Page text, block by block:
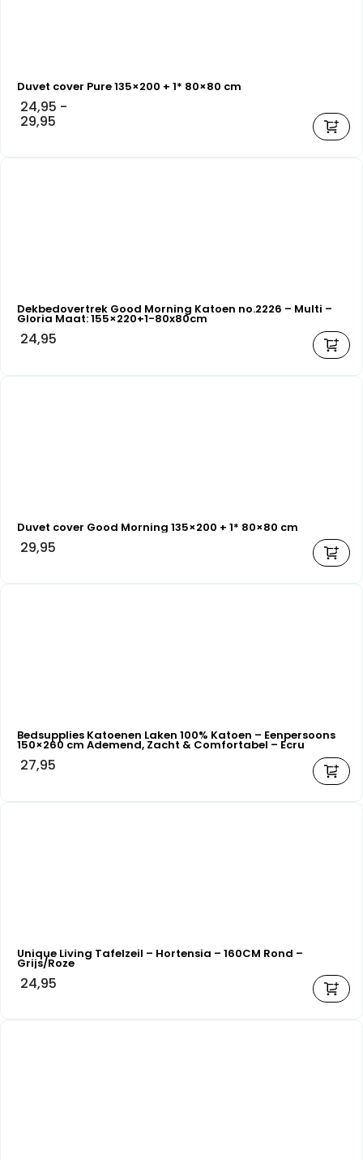
Duvet cover Pure 135×200 + 1* 80×80 cm
24,95 -
29,95
Dekbedovertrek Good Morning Katoen no.2226 – Multi –
Gloria Maat: 155×220+1-80x80cm
24,95
Duvet cover Good Morning 135×200 + 1* 80×80 cm
29,95
Bedsupplies Katoenen Laken 100% Katoen – Eenpersoons
150×260 cm Ademend, Zacht & Comfortabel – Ecru
27,95
Unique Living Tafelzeil – Hortensia – 160CM Rond –
Grijs/Roze
24,95